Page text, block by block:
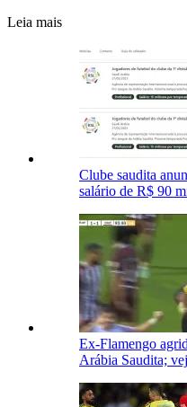
Leia mais
Clube saudita
salário de R$ 90
Ex-Flamengo
Arábia Saudita;